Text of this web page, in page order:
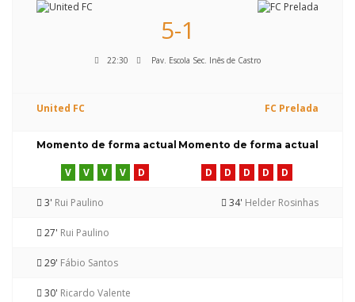
5-1
22:30 Pav. Escola Sec. Inês de Castro
United FC FC Prelada
Momento de forma actual
V V V V D
Momento de forma actual
D D D D D
3' Rui Paulino 34' Helder Rosinhas
27' Rui Paulino
29' Fábio Santos
30' Ricardo Valente